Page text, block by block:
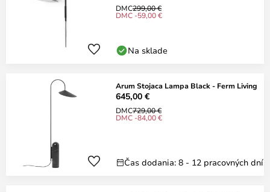
DMC299,00 €
DMC -59,00 €
Na sklade
Arum Stojaca Lampa Black - Ferm Living
645,00 €
DMC729,00 €
DMC -84,00 €
Čas dodania: 8 - 12 pracovných dní